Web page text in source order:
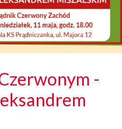
-